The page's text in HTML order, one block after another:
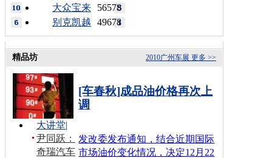
56578
大众宝来
49678
别克凯越
更多 >>
2010广州车展
精品坊
[车春秋]成品油价格再次上
调
发改委发布通知，结合近期国际
市场油价变化情况，决定12月22
大讲堂|
尹同跃：
奇瑞汽车